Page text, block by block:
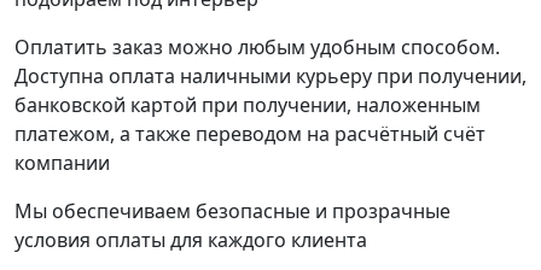
Оплатить заказ можно любым удобным способом.
Доступна оплата наличными курьеру при получении,
банковской картой при получении, наложенным
платежом, а также переводом на расчётный счёт
компании
Мы обеспечиваем безопасные и прозрачные
условия оплаты для каждого клиента